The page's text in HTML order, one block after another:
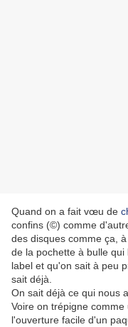
Quand on a fait vœu de
confins (©) comme
des disques comme ça,
de la pochette à bulle
label et qu'on sait à peu
sait déjà.
On sait déjà ce qui nous
Voire on trépigne
l'ouverture facile d'un